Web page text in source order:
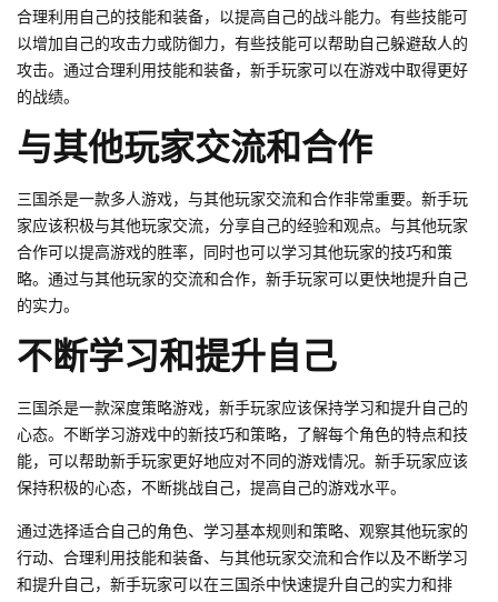
合理利用自己的技能和装备，以提高自己的战斗能力。有些技能可
以增加自己的攻击力或防御力，有些技能可以帮助自己躲避敌人的
攻击。通过合理利用技能和装备，新手玩家可以在游戏中取得更好
的战绩。
与其他玩家交流和合作
三国杀是一款多人游戏，与其他玩家交流和合作非常重要。新手玩
家应该积极与其他玩家交流，分享自己的经验和观点。与其他玩家
合作可以提高游戏的胜率，同时也可以学习其他玩家的技巧和策
略。通过与其他玩家的交流和合作，新手玩家可以更快地提升自己
的实力。
不断学习和提升自己
三国杀是一款深度策略游戏，新手玩家应该保持学习和提升自己的
心态。不断学习游戏中的新技巧和策略，了解每个角色的特点和技
能，可以帮助新手玩家更好地应对不同的游戏情况。新手玩家应该
保持积极的心态，不断挑战自己，提高自己的游戏水平。
通过选择适合自己的角色、学习基本规则和策略、观察其他玩家的
行动、合理利用技能和装备、与其他玩家交流和合作以及不断学习
和提升自己，新手玩家可以在三国杀中快速提升自己的实力和排